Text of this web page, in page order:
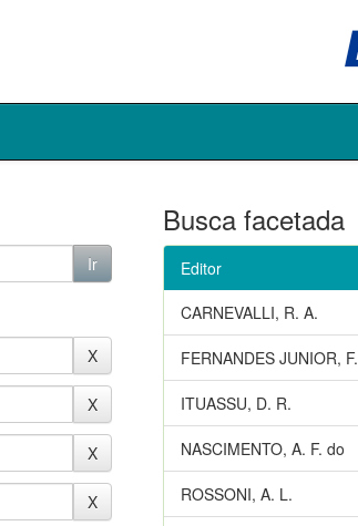
Busca facetada
Editor
CARNEVALLI, R. A.
FERNANDES JUNIOR, F.
ITUASSU, D. R.
NASCIMENTO, A. F. do
ROSSONI, A. L.